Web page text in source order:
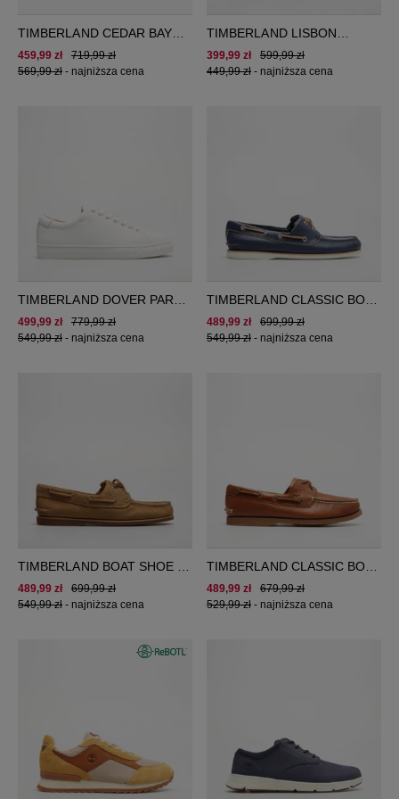
TIMBERLAND CEDAR BAY
ESSENTIAL719,99 zł
459,99 zł
569,99 zł - najniższa cena
TIMBERLAND LISBON
STREET LOW LACE
SNEAKER
599,99 zł
399,99 zł
449,99 zł - najniższa cena
TIMBERLAND DOVER PARK
LOW LACE SNEAKER
779,99 zł
499,99 zł
549,99 zł - najniższa cena
TIMBERLAND CLASSIC BOAT
BOAT SHOE699,99 zł
489,99 zł
549,99 zł - najniższa cena
TIMBERLAND BOAT SHOE -
2 EYE
699,99 zł
489,99 zł
549,99 zł - najniższa cena
TIMBERLAND CLASSIC BOAT
2 EYE
679,99 zł
489,99 zł
529,99 zł - najniższa cena